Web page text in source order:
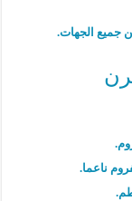
جميع الجهات.
ناعما.